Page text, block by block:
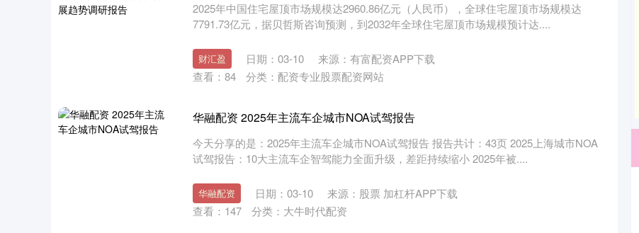
2025年中国住宅屋顶市场规模达2960.86亿元（人民币），全球住宅屋顶市场规模达
7791.73亿元，据贝哲斯咨询预测，到2032年全球住宅屋顶市场规模预计达....
财汇盈 日期：03-10
来源：有富配资APP下载
查看： 84 分类： 配资专业股票配资网站
华融配资 2025年主流车企城市NOA试驾报告
今天分享的是：2025年主流车企城市NOA试驾报告 报告共计：43页 2025上海城市NOA
试驾报告：10大主流车企智驾能力全面升级，差距持续缩小 2025年被....
华融配资 日期：03-10
来源：股票 加杠杆APP下载
查看： 147 分类： 大牛时代配资
14046.68 -97.52 -0.69% 沪深300 4638.58